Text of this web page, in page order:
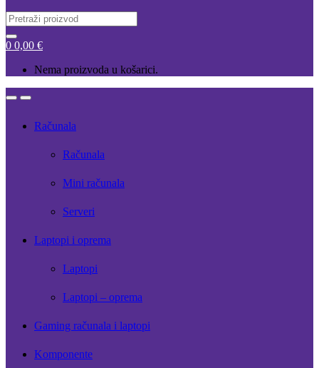
Search
for:
0 0,00 €
Nema proizvoda u košarici.
OpenClose
Računala
Računala
Mini računala
Serveri
Laptopi i oprema
Laptopi
Laptopi – oprema
Gaming računala i laptopi
Komponente